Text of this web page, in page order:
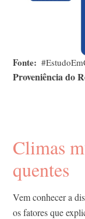
Fonte
Proveniência do
Climas
quentes
Vem conhecer a
os fatores que